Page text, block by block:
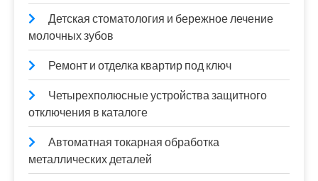
Детская стоматология и бережное лечение
молочных зубов
Ремонт и отделка квартир под ключ
Четырехполюсные устройства защитного
отключения в каталоге
Автоматная токарная обработка
металлических деталей